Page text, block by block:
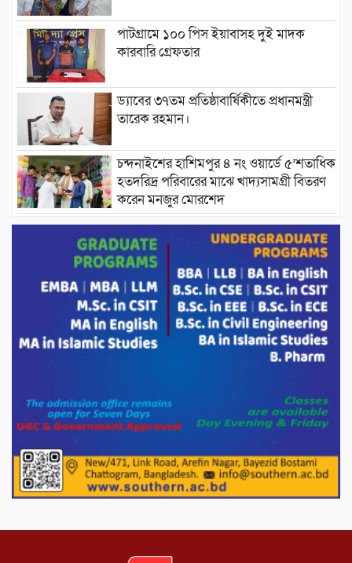
পাটগ্রামে ১০০ পিস ইয়াবাসহ দুই মাদক
কারবারি গ্রেফতার
ড্যাবের ৩৭তম প্রতিষ্ঠাবার্ষিকীতে প্রধানমন্ত্রী
তারেক রহমান।
চন্দনাইশের হাশিমপুর ৪ নং ওয়ার্ডে ৫’শতাধিক
হতদরিদ্র পরিবারের মাঝে খাদ্যসামগ্রী বিতরণ
করেন মনজুর মোরশেদ
পরিবেশ রক্ষায় পাটগ্রামে ইহসান ইয়ুথ
সার্কেলের বৃক্ষরোপণ
মিরপুর-১১ নম্বরে দুর্বৃত্তদের গুলিতে বিএনপি
নেতা গুরুতর আহত
পাটগ্রামে চিকিৎসা সেবায় বীর মুক্তিযোদ্ধা দবির
পাটগ্রামের দহগ্রাম ইউনিয়নের প্রধান সড়ক
ভেঙ্গে যোগাযোগ বিছিন্ন
অস্ট্রেলিয়া একাদশের বিপক্ষে ব্যাটিং ধসের
দিনে মিরাজের অপরাজিত সেঞ্চুরি